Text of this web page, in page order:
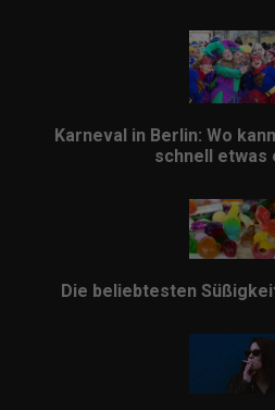
Karneval in Berlin: Wo
schnell etwas
Die beliebtesten